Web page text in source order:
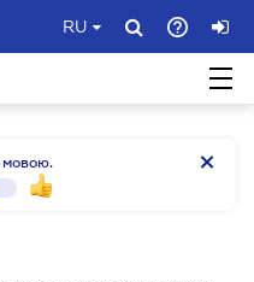
RU
мовою.